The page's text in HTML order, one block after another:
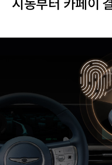
시동부터 카페이